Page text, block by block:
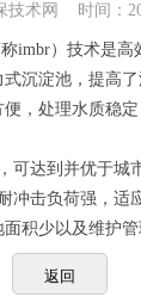
术网 时间：
imbr）技术是
沉淀池，提高
，处理水质稳
达到并优于城
冲击负荷强，
积少以及维护管